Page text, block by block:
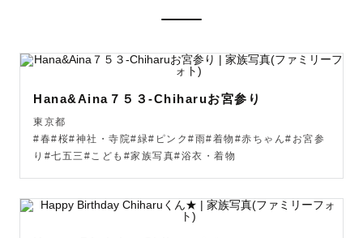
皆様の自然な姿をカタチにしていきますので、身構えず気
お写真ももちろんですが
事前のやり取りから、撮影後までもが大切な思い出になる
ように
愛を込めてご対応させていただきます☀️
Hana&Aina７５３-Chiharuお宮参り
東京都
#春#桜#神社・寺院#緑#ピンク#雨#着物#赤ちゃん#お宮参
り#七五三#こども#家族写真#浴衣・着物